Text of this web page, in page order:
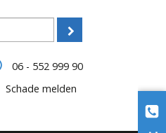
06 - 552 999 90
Schade melden